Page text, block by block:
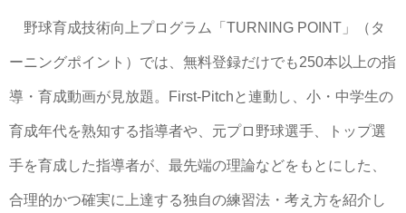
野球育成技術向上プログラム「TURNING POINT」（タ
ーニングポイント）では、無料登録だけでも250本以上の指
導・育成動画が見放題。First-Pitchと連動し、小・中学生の
育成年代を熟知する指導者や、元プロ野球選手、トップ選
手を育成した指導者が、最先端の理論などをもとにした、
合理的かつ確実に上達する独自の練習法・考え方を紹介し